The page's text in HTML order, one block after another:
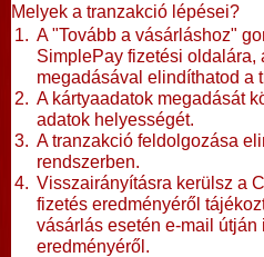
Melyek a tranzakció lépései?
A "Tovább a vásárláshoz"
SimplePay fizetési oldalára,
megadásával elindíthatod a
A kártyaadatok megadását
adatok helyességét.
A tranzakció feldolgozása
rendszerben.
Visszairányításra kerülsz a
fizetés eredményéről
vásárlás esetén e-mail
eredményéről.